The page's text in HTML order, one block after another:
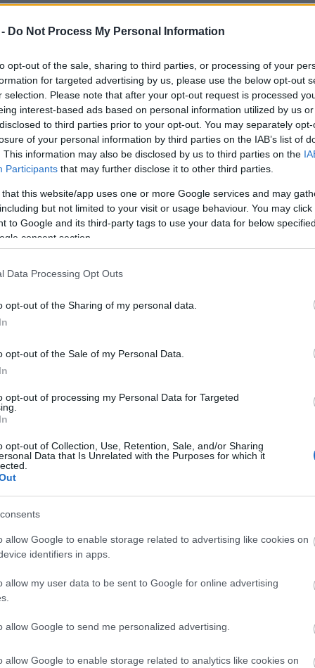
Do Not Process My Personal Information
opt-out of the sale, sharing to third parties, or processing of your
for targeted advertising by us, please use the below opt-out
selection. Please note that after your opt-out request is processed
interest-based ads based on personal information utilized by us
to third parties prior to your opt-out. You may separately
of your personal information by third parties on the IAB’s list of
This information may also be disclosed by us to third parties on the
Participants that may further disclose it to other third parties.
that this website/app uses one or more Google services and may
but not limited to your visit or usage behaviour. You may
to Google and its third-party tags to use your data for below
consent section.
Data Processing Opt Outs
opt-out of the Sharing of my personal data.
opt-out of the Sale of my Personal Data.
opt-out of processing my Personal Data for Targeted
opt-out of Collection, Use, Retention, Sale, and/or Sharing
Data that Is Unrelated with the Purposes for which it
allow Google to enable storage related to advertising like cookies on
identifiers in apps.
allow my user data to be sent to Google for online advertising
allow Google to send me personalized advertising.
allow Google to enable storage related to analytics like cookies on
zazářila ve švédském Östersundu Ilona
a přidala i bronz z hromadného startu. Cenný
Jelínek a Michael Málek ve štafetě. Dva
Petr Hák.
sezoně Světového poháru v Novém Městě na
závodě a vybojovala si postup do
i juniorek a stejně početné zastoupení
a Vladimír Kocmánek.
Ryška a Lukáš Vejvoda.
Heda Mikolášová a Ilona Plecháčová.
Dominika Kocmánková a Tereza Petrošová.
Tomáš Janů, Petr Kánský, Vojtěch Kudrnáč,
Kocmánek a David Eliáš se ve finské Imatře
ve sprintu, Eliáš ve vytrvalostním závodě.
Šumavě jsem s dorostenci a dvěma juniory už
pro trénink uzavřené. K dispozici byl jen
středu. Biatlonový areál leží na úpatí Velkého
výškou 1456 metrů.